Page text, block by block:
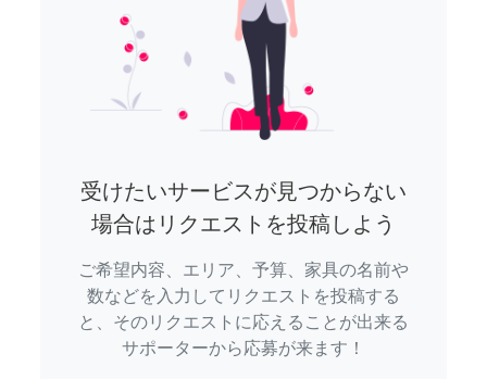
受けたいサービスが見つからない
場合はリクエストを投稿しよう
ご希望内容、エリア、予算、家具の名前や
数などを入力してリクエストを投稿する
と、そのリクエストに応えることが出来る
サポーターから応募が来ます！